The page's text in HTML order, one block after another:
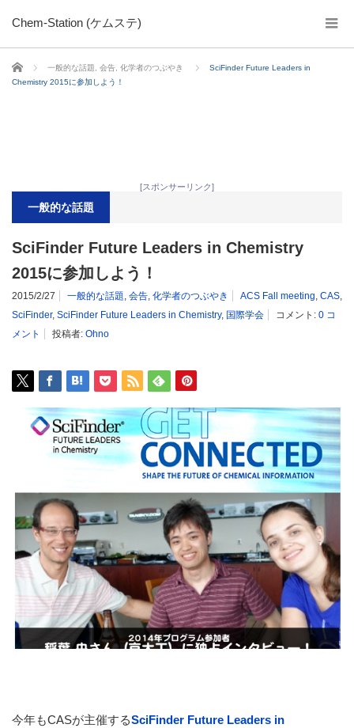
Chem-Station (ケムステ)
ホーム 一般的な話題 会告 化学者のつぶやき
SciFinder Future Leaders in
Chemistry 2015に参加しよう！
[スポンサーリンク]
一般的な話題
SciFinder Future Leaders in Chemistry
2015に参加しよう！
2015/2/27 一般的な話題, 会告, 化学者のつぶやき ACS Fall meeting, CAS,
SciFinder, SciFinder Future Leaders in Chemistry, 国際学会 コメント: 0 コ
メント
投稿者: Ohno
今年もCASが主催するSciFinder Future Leaders in